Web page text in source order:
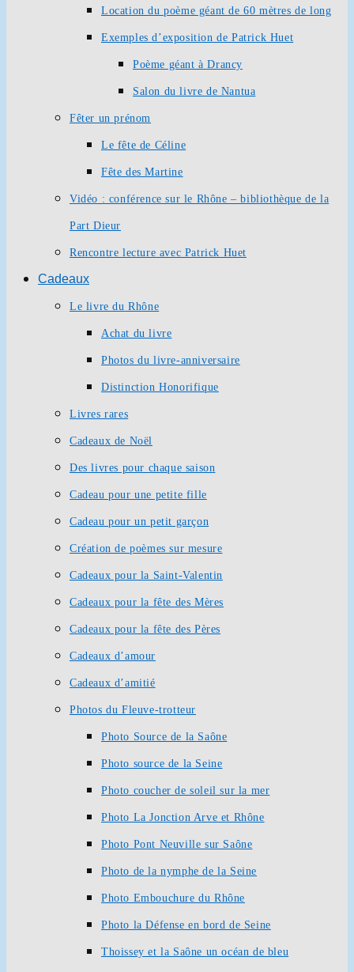
Location du poème géant de 60 mètres de long
Exemples d’exposition de Patrick Huet
Poème géant à Drancy
Salon du livre de Nantua
Fêter un prénom
Le fête de Céline
Fête des Martine
Vidéo : conférence sur le Rhône – bibliothèque de la
Part Dieur
Rencontre lecture avec Patrick Huet
Cadeaux
Le livre du Rhône
Achat du livre
Photos du livre-anniversaire
Distinction Honorifique
Livres rares
Cadeaux de Noël
Des livres pour chaque saison
Cadeau pour une petite fille
Cadeau pour un petit garçon
Création de poèmes sur mesure
Cadeaux pour la Saint-Valentin
Cadeaux pour la fête des Mères
Cadeaux pour la fête des Pères
Cadeaux d’amour
Cadeaux d’amitié
Photos du Fleuve-trotteur
Photo Source de la Saône
Photo source de la Seine
Photo coucher de soleil sur la mer
Photo La Jonction Arve et Rhône
Photo Pont Neuville sur Saône
Photo de la nymphe de la Seine
Photo Embouchure du Rhône
Photo la Défense en bord de Seine
Thoissey et la Saône un océan de bleu